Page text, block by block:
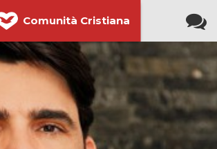
Comunità Cristiana